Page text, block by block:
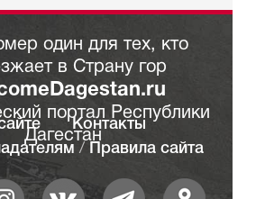
один для тех, кто
в Страну гор
портал Республики
Дагестан
Контакты
/ Правила сайта